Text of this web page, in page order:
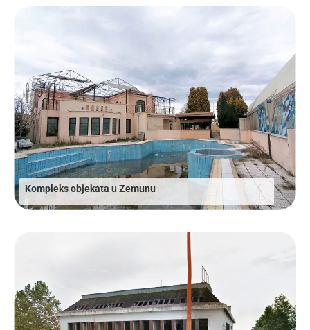
Kompleks objekata u Zemunu